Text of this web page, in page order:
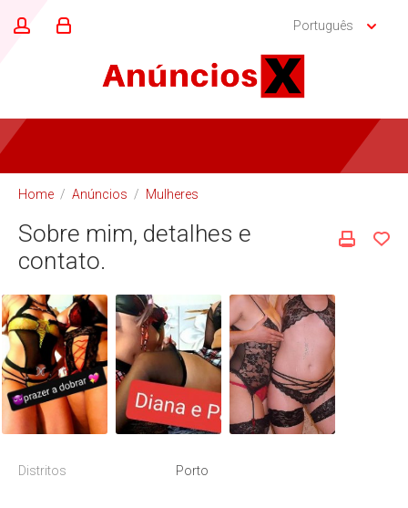
Português
Home / Anúncios / Mulheres
Sobre mim, detalhes e
contato.
Distritos Porto